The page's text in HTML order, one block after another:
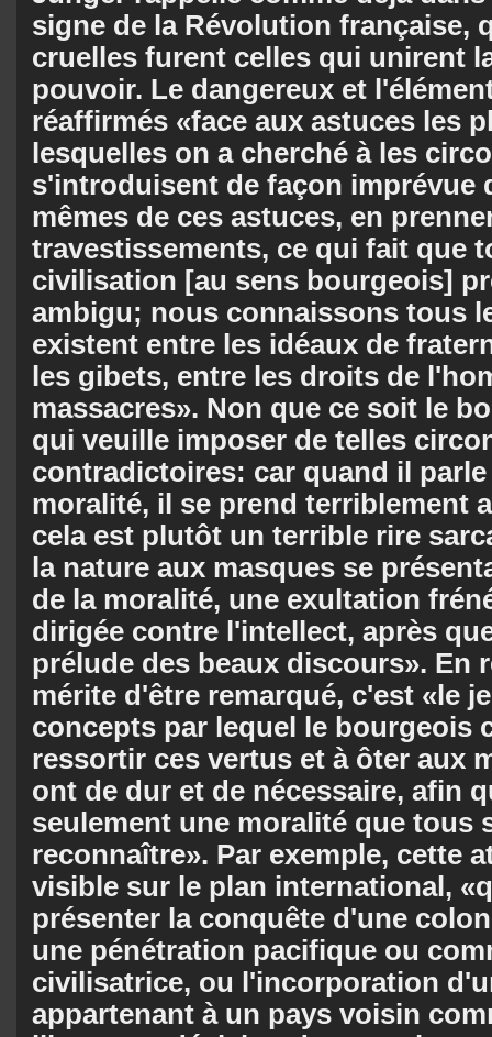
signe de la Révolution française,
cruelles furent celles qui unirent
pouvoir. Le dangereux et
réaffirmés «face aux astuces les
lesquelles on a cherché à les
s'introduisent de façon imprévue
mêmes de ces astuces, en
travestissements, ce qui fait que
civilisation [au sens bourgeois]
ambigu; nous connaissons tous
existent entre les idéaux de
les gibets, entre les droits de
massacres». Non que ce soit le
qui veuille imposer de telles
contradictoires: car quand il
moralité, il se prend terriblement
cela est plutôt un terrible rire
la nature aux masques se
de la moralité, une exultation
dirigée contre l'intellect, après
prélude des beaux discours». En
mérite d'être remarqué, c'est «le
concepts par lequel le bourgeois
ressortir ces vertus et à ôter aux
ont de dur et de nécessaire, afin
seulement une moralité que tous
reconnaître». Par exemple, cette
visible sur le plan international,
présenter la conquête d'une
une pénétration pacifique ou
civilisatrice, ou l'incorporation
appartenant à un pays voisin